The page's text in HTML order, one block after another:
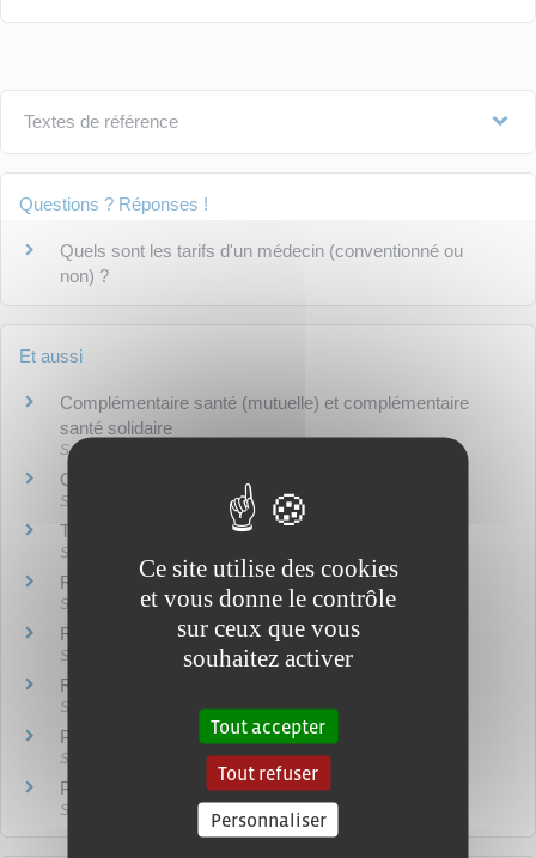
Textes de référence
Questions ? Réponses !
Quels sont les tarifs d'un médecin (conventionné ou
non) ?
Et aussi
Complémentaire santé (mutuelle) et complémentaire
santé solidaire
Social - Santé
Couverture maladie complémentaire (mutuelle)
Social - Santé
Tiers payant
Social - Santé
Remboursement d'une consultation médicale
Social - Santé
Remboursement des médicaments
Social - Santé
Remboursement des frais de transport
Social - Santé
Prise en charge d'une hospitalisation
Social - Santé
Prise en charge à 100 % d'une femme enceinte
Social - Santé
Ce site utilise des cookies
et vous donne le contrôle
sur ceux que vous
souhaitez activer
Tout accepter
Tout refuser
Personnaliser